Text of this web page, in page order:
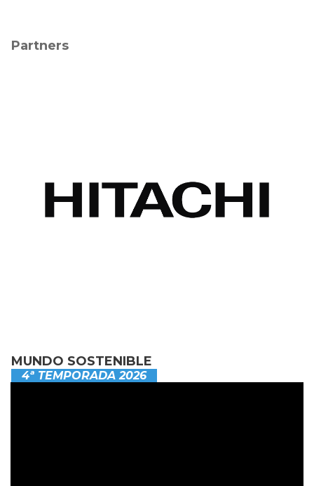
Partners
MUNDO SOSTENIBLE
4ª TEMPORADA 2026